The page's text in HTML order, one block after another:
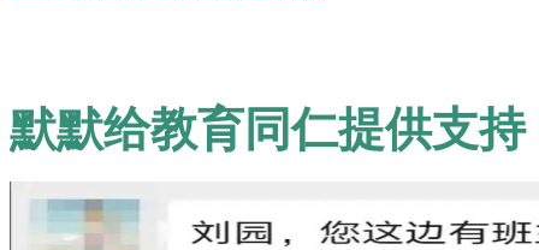
默默给教育同仁提供支持